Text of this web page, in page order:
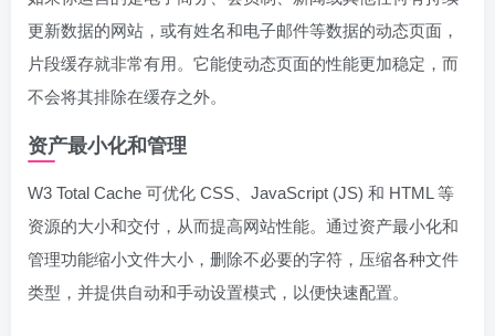
更新数据的网站，或有姓名和电子邮件等数据的动态页面，
片段缓存就非常有用。它能使动态页面的性能更加稳定，而
不会将其排除在缓存之外。
资产最小化和管理
W3 Total Cache 可优化 CSS、JavaScript (JS) 和 HTML 等
资源的大小和交付，从而提高网站性能。通过资产最小化和
管理功能缩小文件大小，删除不必要的字符，压缩各种文件
类型，并提供自动和手动设置模式，以便快速配置。